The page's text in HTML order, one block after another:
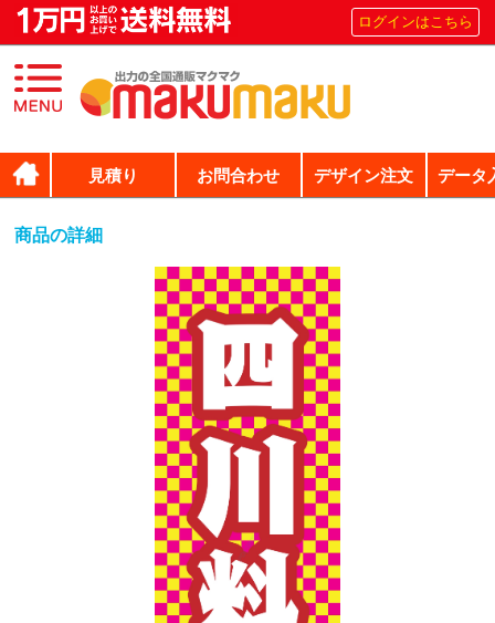
ログインはこちら
見積り お問合わせ デザイン注文 データ
商品の詳細